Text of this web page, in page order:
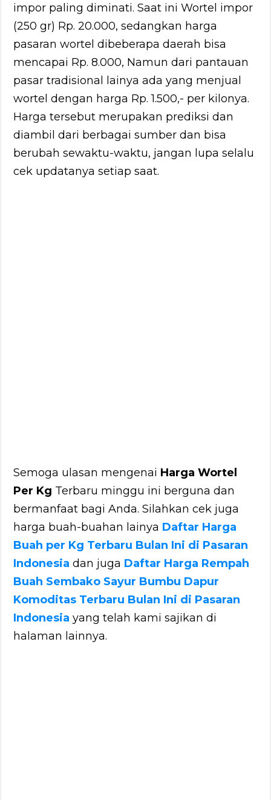
impor paling diminati. Saat ini Wortel impor
(250 gr) Rp. 20.000, sedangkan harga
pasaran wortel dibeberapa daerah bisa
mencapai Rp. 8.000, Namun dari pantauan
pasar tradisional lainya ada yang menjual
wortel dengan harga Rp. 1.500,- per kilonya.
Harga tersebut merupakan prediksi dan
diambil dari berbagai sumber dan bisa
berubah sewaktu-waktu, jangan lupa selalu
cek updatanya setiap saat.
Semoga ulasan mengenai Harga Wortel
Per Kg Terbaru minggu ini berguna dan
bermanfaat bagi Anda. Silahkan cek juga
harga buah-buahan lainya Daftar Harga
Buah per Kg Terbaru Bulan Ini di Pasaran
Indonesia dan juga Daftar Harga Rempah
Buah Sembako Sayur Bumbu Dapur
Komoditas Terbaru Bulan Ini di Pasaran
Indonesia yang telah kami sajikan di
halaman lainnya.